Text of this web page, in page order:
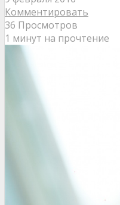
Комментировать
36 Просмотров
1 минут на прочтение